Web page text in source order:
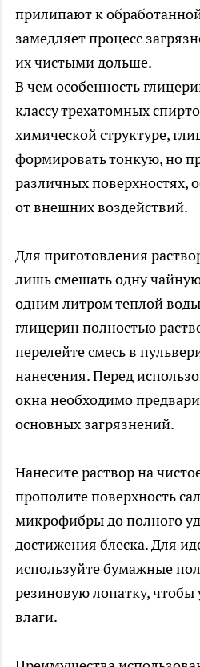
прилипают к
замедляет процесс
их чистыми дольше.
В чем особенность
классу трехатомных
химической структуре,
формировать тонкую, но
различных поверхностях,
от внешних воздействий.
Для приготовления
лишь смешать одну
одним литром теплой
глицерин полностью
перелейте смесь в
нанесения. Перед
окна необходимо
основных загрязнений.
Нанесите раствор на
прополите поверхность
микрофибры до полного
достижения блеска. Для
используйте бумажные
резиновую лопатку,
влаги.